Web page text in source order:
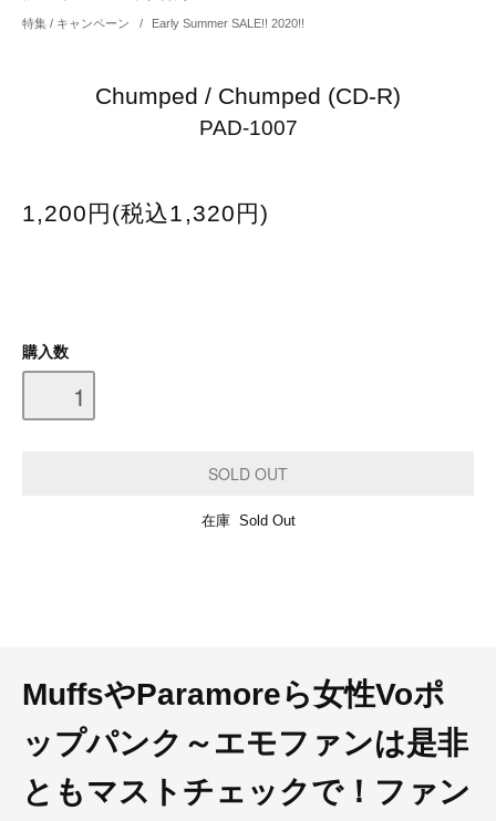
特集 / キャンペーン / Early Summer SALE!! 2020!!
Chumped / Chumped (CD-R)
PAD-1007
1,200円(税込1,320円)
購入数
在庫 Sold Out
MuffsやParamoreら女性Voポ
ップパンク～エモファンは是非
ともマストチェックで！ファン